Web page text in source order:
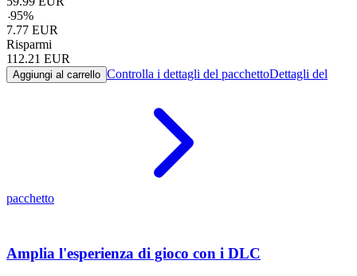
-95%
7.77 EUR
Risparmi
112.21 EUR
Aggiungi al carrello Controlla i dettagli del pacchettoDettagli del
pacchetto
Amplia l'esperienza di gioco con i DLC